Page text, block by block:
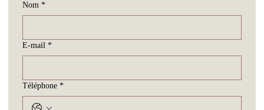
Nom *
E-mail *
Téléphone *